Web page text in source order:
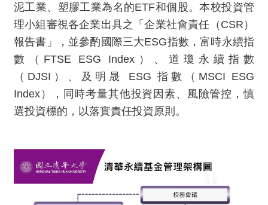
泥工業、塑膠工業為名的ETF和個股。本校投資管
理小組審視各企業出具之「企業社會責任（CSR）
報告書」，並參酌國際三大ESG指數，富時永續指
數（FTSE ESG Index）、道瓊永續指數
（DJSI）、及明晟 ESG 指數（MSCI ESG
Index），同時考量其他投資因素、風險管控，慎
選投資標的，以落實責任投資原則。